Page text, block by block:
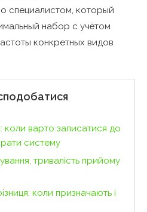
специалистом, который
набор с учётом
конкретных видов
коли варто записатися до
систему
тривалість прийому
коли призначають і